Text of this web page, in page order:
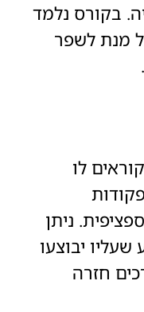
בקורס נלמד
מנת לשפר
לו
ניתן
יבוצעו
חזרה